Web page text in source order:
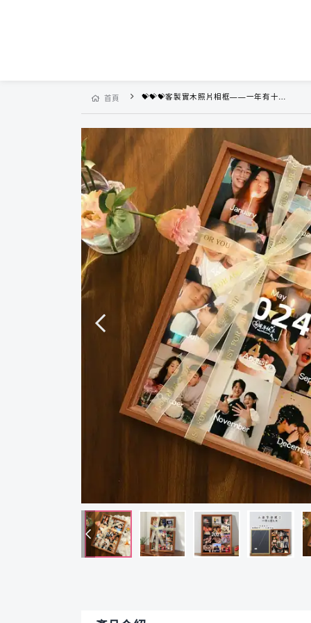
首頁 💝💝💝客製實木照片相框——一年有十二個月，把每個月の美好時光記錄下來，在我身邊的。一直是你~